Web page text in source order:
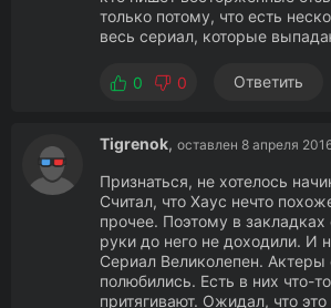
только потому, что есть
весь сериал, которые
0 0 Ответить
Tigrenok, оставлен 8 апреля
Признаться, не хотелось
Считал, что Хаус нечто
прочее. Поэтому в
руки до него не доходили. И
Сериал Великолепен. Актеры
полюбились. Есть в них что-
притягивают. Ожидал, что